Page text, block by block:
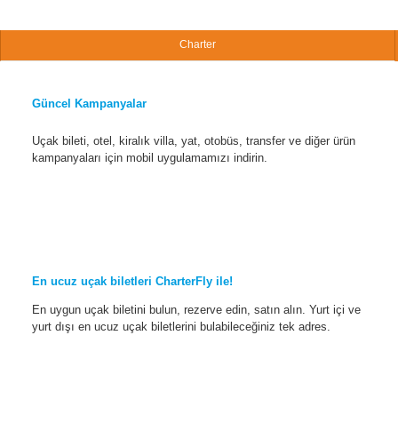
Charter
Güncel Kampanyalar
Uçak bileti, otel, kiralık villa, yat, otobüs, transfer ve diğer ürün
kampanyaları için mobil uygulamamızı indirin.
En ucuz uçak biletleri CharterFly ile!
En uygun uçak biletini bulun, rezerve edin, satın alın. Yurt içi ve
yurt dışı en ucuz uçak biletlerini bulabileceğiniz tek adres.